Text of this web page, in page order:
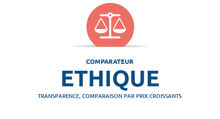
COMPARATEUR
ETHIQUE
TRANSPARENCE, COMPARAISON PAR PRIX CROISSANTS